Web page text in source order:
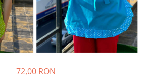
72,00 RON